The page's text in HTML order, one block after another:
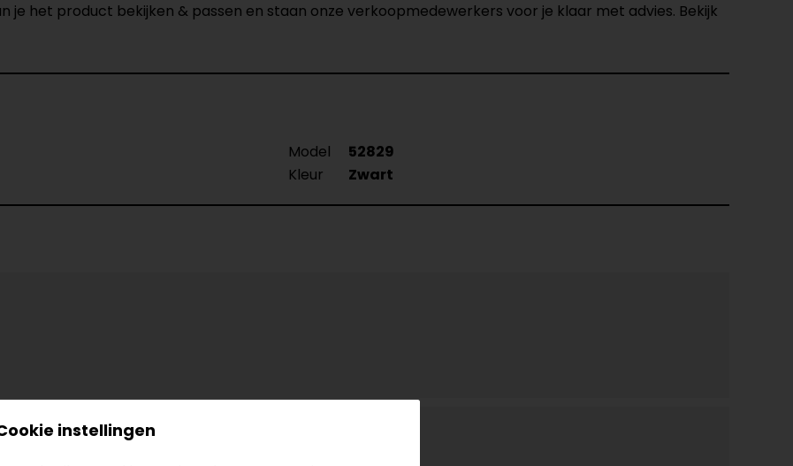
je het product bekijken & passen en staan onze verkoopmedewerkers voor je klaar met advies. Bekijk
Model
52829
Kleur Zwart
instellingen